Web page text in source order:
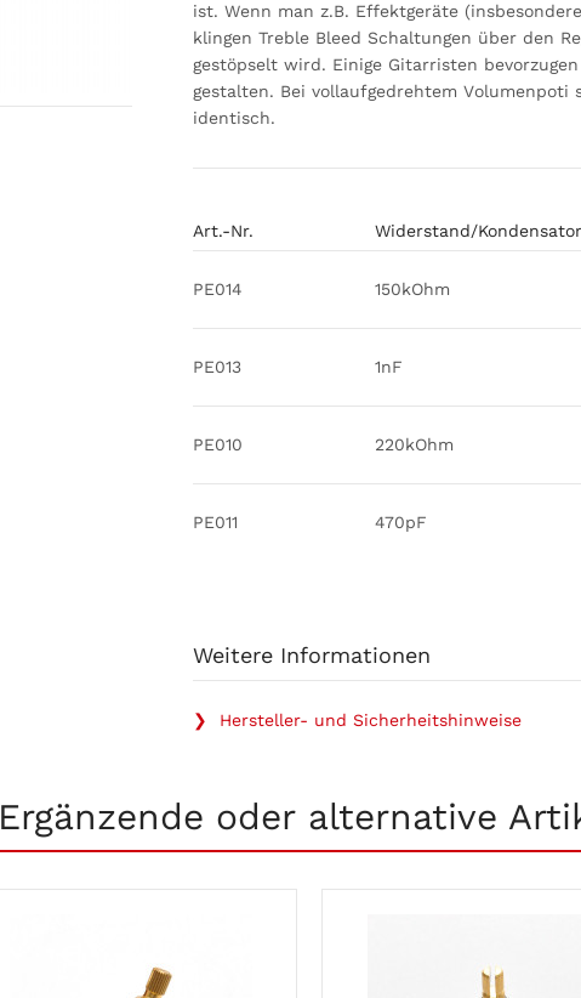
Art.-Nr. Widerstand/Kondensator
PE014 150kOhm
PE013 1nF
PE010 220kOhm
PE011 470pF
ist. Wenn man z.B. Effektgeräte
klingen Treble Bleed Schaltungen über den
gestöpselt wird. Einige Gitarristen
gestalten. Bei vollaufgedrehtem
identisch.
Weitere Informationen
❯ Hersteller- und Sicherheitshinweise
Ergänzende oder alternative